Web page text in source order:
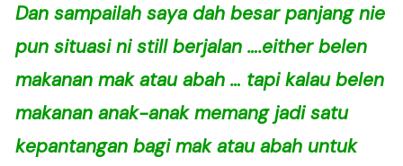
Dan sampailah saya dah besar panjang nie
pun situasi ni still berjalan ….either belen
makanan mak atau abah … tapi kalau belen
makanan anak-anak memang jadi satu
kepantangan bagi mak atau abah untuk